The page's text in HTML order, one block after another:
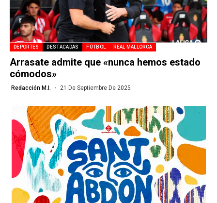
DEPORTES DESTACADAS FÚTBOL REAL MALLORCA
Arrasate admite que «nunca hemos estado
cómodos»
Redacción M.I. 21 De Septiembre De 2025